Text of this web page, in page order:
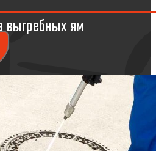
выгребных ям